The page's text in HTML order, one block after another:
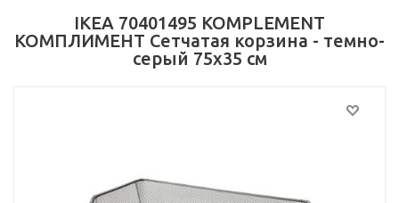
IKEA 70401495 KOMPLEMENT
КОМПЛИМЕНТ Сетчатая корзина - темно-
серый 75x35 см